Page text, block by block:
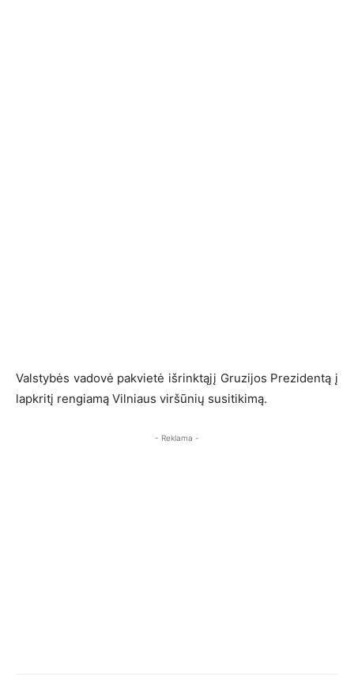
Valstybės vadovė pakvietė išrinktąjį Gruzijos Prezidentą į
lapkritį rengiamą Vilniaus viršūnių susitikimą.
- Reklama -